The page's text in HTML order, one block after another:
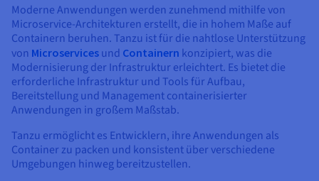
Moderne Anwendungen werden zunehmend mithilfe von
Microservice-Architekturen erstellt, die in hohem Maße auf
Containern beruhen. Tanzu ist für die nahtlose Unterstützung
von Microservices und Containern konzipiert, was die
Modernisierung der Infrastruktur erleichtert. Es bietet die
erforderliche Infrastruktur und Tools für Aufbau,
Bereitstellung und Management containerisierter
Anwendungen in großem Maßstab.
Tanzu ermöglicht es Entwicklern, ihre Anwendungen als
Container zu packen und konsistent über verschiedene
Umgebungen hinweg bereitzustellen.